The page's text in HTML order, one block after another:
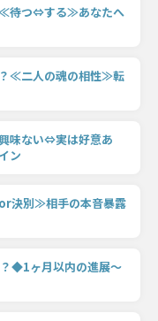
≪待つ⇔する≫あなたへ
≪二人の魂の相性≫転
味ない⇔実は好意あ
ン
決別≫相手の本音暴露
◆1ヶ月以内の進展〜